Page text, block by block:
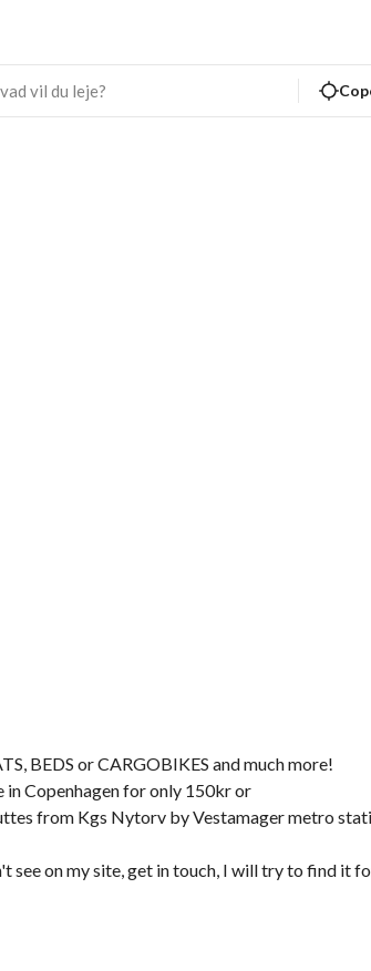
BEDS or CARGOBIKES and much more!
Copenhagen for only 150kr or
from Kgs Nytorv by Vestamager metro
see on my site, get in touch, I will try to find it